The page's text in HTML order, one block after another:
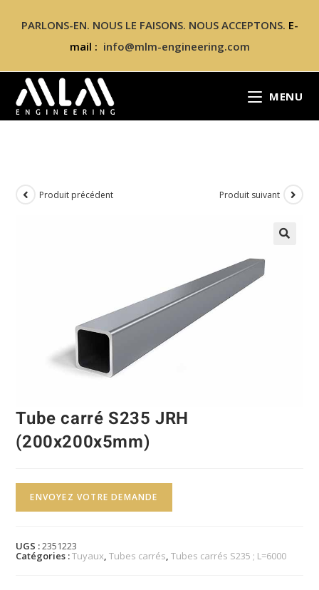
PARLONS-EN. NOUS LE FAISONS. NOUS ACCEPTONS. E-
mail : info@mlm-engineering.com
MENU
Produit précédent Produit suivant
Tube carré S235 JRH
(200x200x5mm)
ENVOYEZ VOTRE DEMANDE
UGS :2351223
Catégories :Tuyaux,Tubes carrés,Tubes carrés S235 ; L=6000